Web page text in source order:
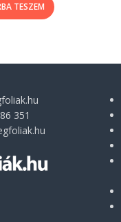
TESZEM
351